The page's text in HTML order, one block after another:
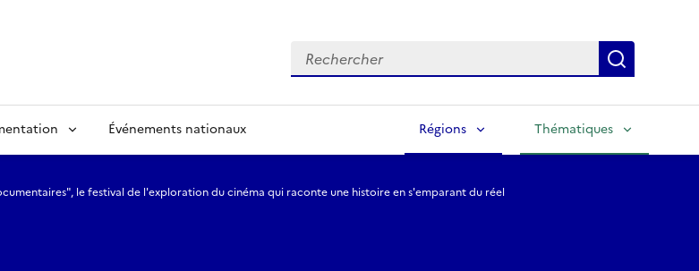
Rechercher
Événements nationaux Régions Thématiques
le festival de l'exploration du cinéma qui raconte une histoire en s'emparant du réel